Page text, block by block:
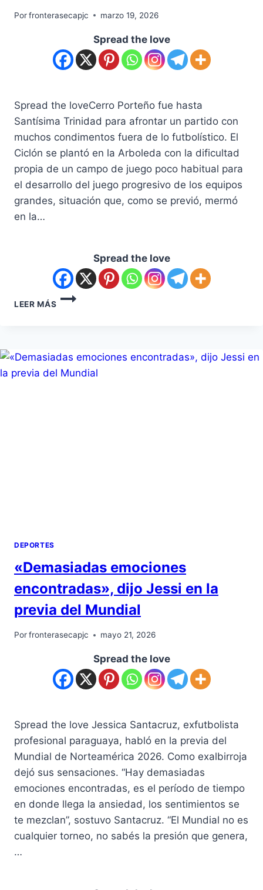
Porfronterasecapjc marzo 19, 2026
Spread the love
Spread the loveCerro Porteño fue hasta
Santísima Trinidad para afrontar un partido con
muchos condimentos fuera de lo futbolístico. El
Ciclón se plantó en la Arboleda con la dificultad
propia de un campo de juego poco habitual para
el desarrollo del juego progresivo de los equipos
grandes, situación que, como se previó, mermó
en la…
Spread the love
LEER MÁS
DEPORTES
«Demasiadas emociones
encontradas», dijo Jessi en la
previa del Mundial
Porfronterasecapjc mayo 21, 2026
Spread the love
Spread the love Jessica Santacruz, exfutbolista
profesional paraguaya, habló en la previa del
Mundial de Norteamérica 2026. Como exalbirroja
dejó sus sensaciones. “Hay demasiadas
emociones encontradas, es el período de tiempo
en donde llega la ansiedad, los sentimientos se
te mezclan”, sostuvo Santacruz. “El Mundial no es
cualquier torneo, no sabés la presión que genera,
…